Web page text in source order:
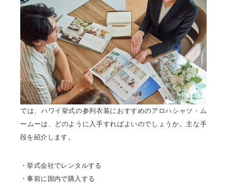
では、ハワイ挙式の参列衣装におすすめのアロハシャツ・ム
ームーは、どのように入手すればよいのでしょうか。主な手
段を紹介します。
・挙式会社でレンタルする
・事前に国内で購入する